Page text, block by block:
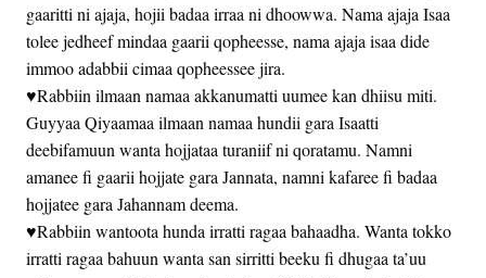
gaaritti ni ajaja, hojii badaa irraa ni dhoowwa. Nama ajaja Isaa
tolee jedheef mindaa gaarii qopheesse, nama ajaja isaa dide
immoo adabbii cimaa qopheessee jira.
♥Rabbiin ilmaan namaa akkanumatti uumee kan dhiisu miti.
Guyyaa Qiyaamaa ilmaan namaa hundii gara Isaatti
deebifamuun wanta hojjataa turaniif ni qoratamu. Namni
amanee fi gaarii hojjate gara Jannata, namni kafaree fi badaa
hojjatee gara Jahannam deema.
♥Rabbiin wantoota hunda irratti ragaa bahaadha. Wanta tokko
irratti ragaa bahuun wanta san sirritti beeku fi dhugaa ta’uu